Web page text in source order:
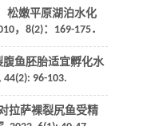
松嫩平原湖泊水化
， 8(2)：169-175．
鱼胚胎适宜孵化水
44(2): 96-103.
拉萨裸裂尻鱼受精